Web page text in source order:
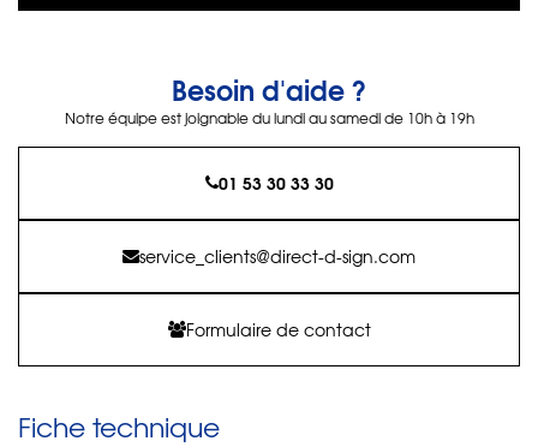
Besoin d'aide ?
Notre équipe est joignable du lundi au samedi de 10h à 19h
01 53 30 33 30
service_clients@direct-d-sign.com
Formulaire de contact
Fiche technique